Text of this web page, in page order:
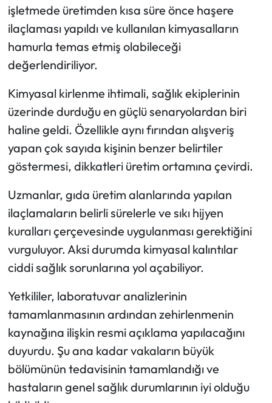
işletmede üretimden kısa süre önce haşere
ilaçlaması yapıldı ve kullanılan kimyasalların
hamurla temas etmiş olabileceği
değerlendiriliyor.
Kimyasal kirlenme ihtimali, sağlık ekiplerinin
üzerinde durduğu en güçlü senaryolardan biri
haline geldi. Özellikle aynı fırından alışveriş
yapan çok sayıda kişinin benzer belirtiler
göstermesi, dikkatleri üretim ortamına çevirdi.
Uzmanlar, gıda üretim alanlarında yapılan
ilaçlamaların belirli sürelerle ve sıkı hijyen
kuralları çerçevesinde uygulanması gerektiğini
vurguluyor. Aksi durumda kimyasal kalıntılar
ciddi sağlık sorunlarına yol açabiliyor.
Yetkililer, laboratuvar analizlerinin
tamamlanmasının ardından zehirlenmenin
kaynağına ilişkin resmi açıklama yapılacağını
duyurdu. Şu ana kadar vakaların büyük
bölümünün tedavisinin tamamlandığı ve
hastaların genel sağlık durumlarının iyi olduğu